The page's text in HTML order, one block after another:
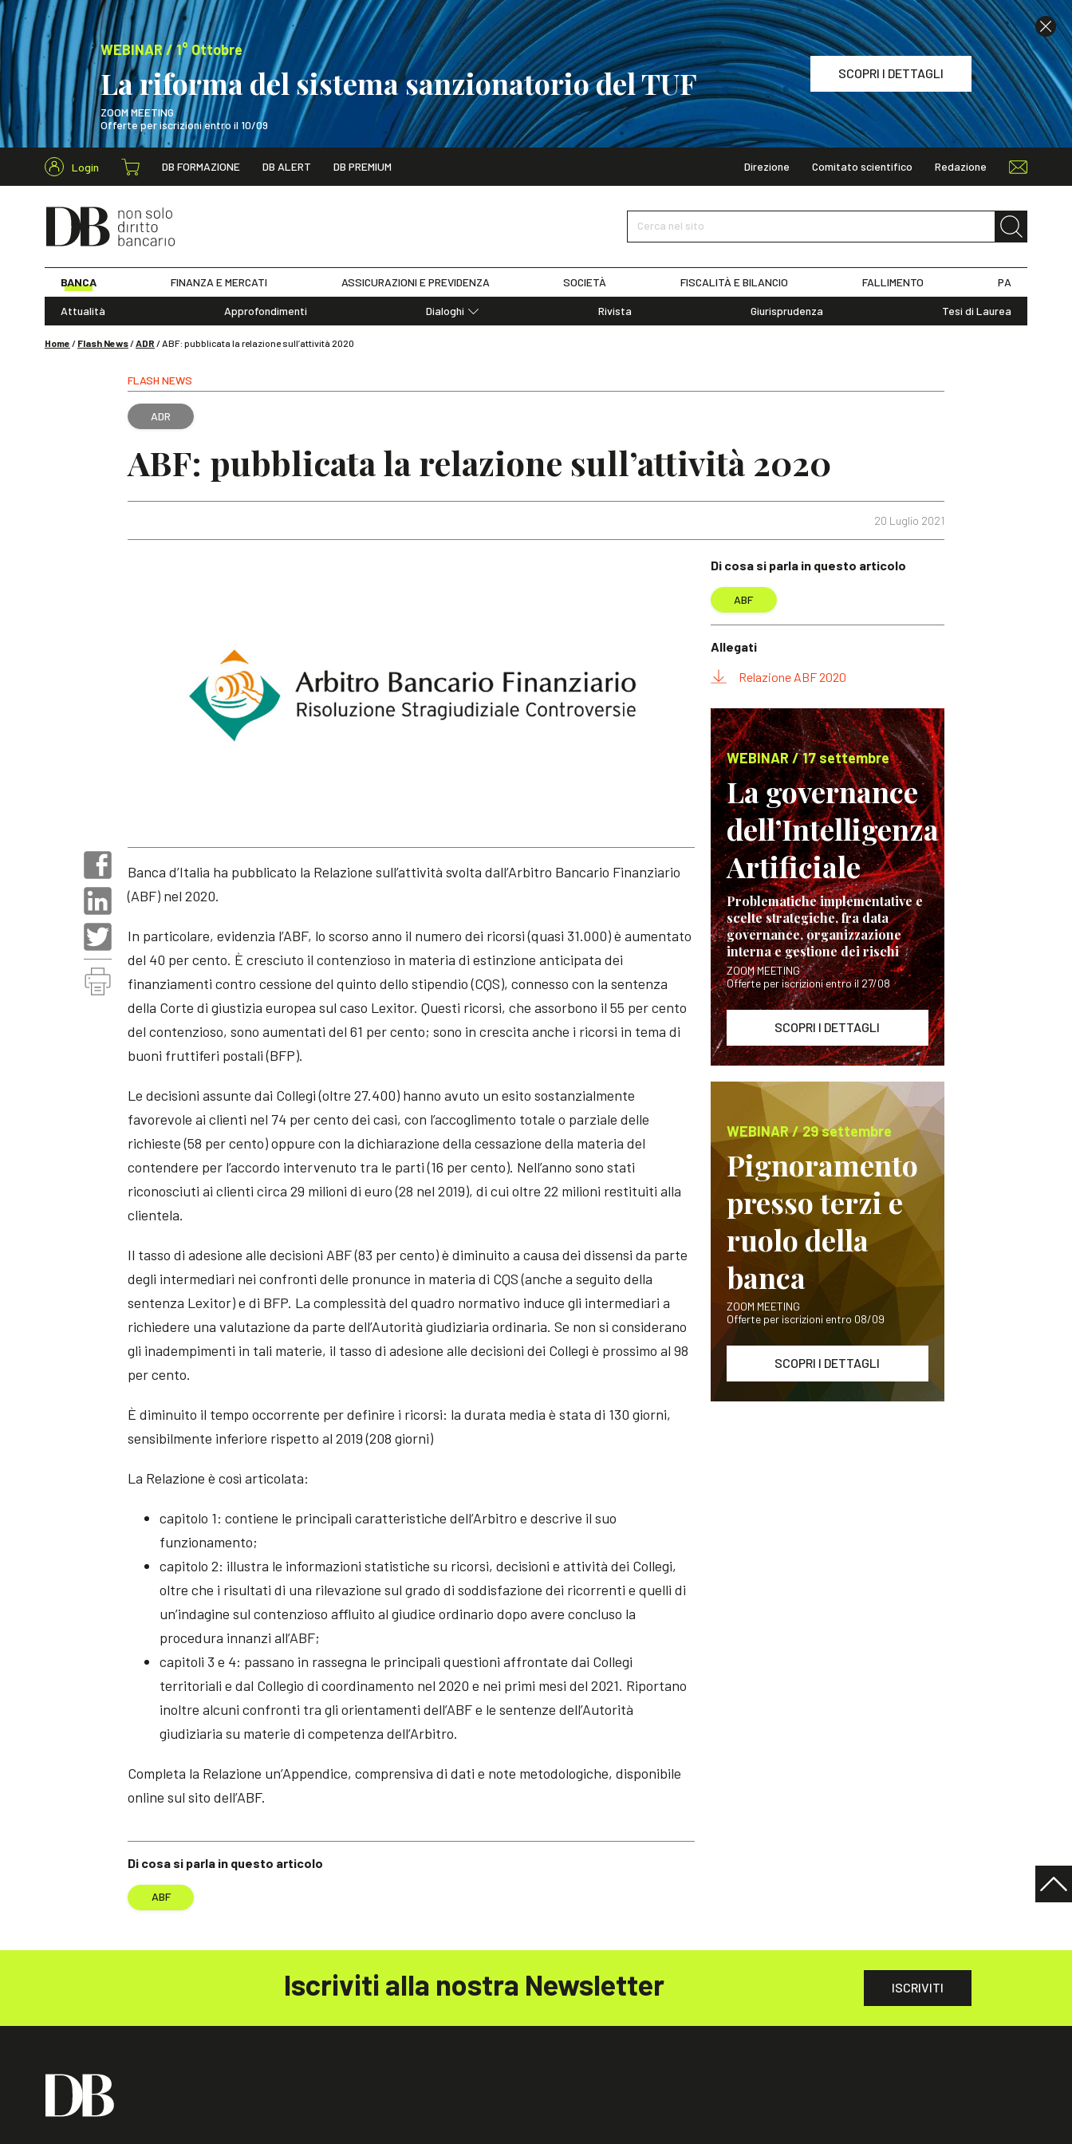
WEBINAR / 1° Ottobre
La riforma del sistema sanzionatorio del TUF
ZOOM MEETING
Offerte per iscrizioni entro il 10/09
SCOPRI I DETTAGLI
WEBINAR / 1° Ottobre
Login DB FORMAZIONE DB ALERT DB PREMIUM Direzione Comitato scientifico Redazione
Cerca nel sito
BANCA FINANZA E MERCATI ASSICURAZIONI E PREVIDENZA SOCIETÀ FISCALITÀ E BILANCIO FALLIMENTO PA
Attualità Approfondimenti
Dialoghi
Rivista Giurisprudenza Tesi di Laurea
Home / Flash News/ADR /ABF: pubblicata la relazione sull’attività 2020
FLASH NEWS
ADR
ABF: pubblicata la relazione sull’attività 2020
20 Luglio 2021
Di cosa si parla in questo articolo
ABF
Banca d’Italia ha pubblicato la Relazione sull’attività svolta dall’Arbitro Bancario Finanziario
(ABF) nel 2020.
In particolare, evidenzia l’ABF, lo scorso anno il numero dei ricorsi (quasi 31.000) è aumentato
del 40 per cento. È cresciuto il contenzioso in materia di estinzione anticipata dei
finanziamenti contro cessione del quinto dello stipendio (CQS), connesso con la sentenza
della Corte di giustizia europea sul caso Lexitor. Questi ricorsi, che assorbono il 55 per cento
del contenzioso, sono aumentati del 61 per cento; sono in crescita anche i ricorsi in tema di
buoni fruttiferi postali (BFP).
Le decisioni assunte dai Collegi (oltre 27.400) hanno avuto un esito sostanzialmente
favorevole ai clienti nel 74 per cento dei casi, con l’accoglimento totale o parziale delle
richieste (58 per cento) oppure con la dichiarazione della cessazione della materia del
contendere per l’accordo intervenuto tra le parti (16 per cento). Nell’anno sono stati
riconosciuti ai clienti circa 29 milioni di euro (28 nel 2019), di cui oltre 22 milioni restituiti alla
clientela.
Il tasso di adesione alle decisioni ABF (83 per cento) è diminuito a causa dei dissensi da parte
degli intermediari nei confronti delle pronunce in materia di CQS (anche a seguito della
sentenza Lexitor) e di BFP. La complessità del quadro normativo induce gli intermediari a
richiedere una valutazione da parte dell’Autorità giudiziaria ordinaria. Se non si considerano
gli inadempimenti in tali materie, il tasso di adesione alle decisioni dei Collegi è prossimo al 98
per cento.
È diminuito il tempo occorrente per definire i ricorsi: la durata media è stata di 130 giorni,
sensibilmente inferiore rispetto al 2019 (208 giorni)
La Relazione è così articolata:
capitolo 1: contiene le principali caratteristiche dell’Arbitro e descrive il suo
funzionamento;
capitolo 2: illustra le informazioni statistiche su ricorsi, decisioni e attività dei Collegi,
oltre che i risultati di una rilevazione sul grado di soddisfazione dei ricorrenti e quelli di
un’indagine sul contenzioso affluito al giudice ordinario dopo avere concluso la
procedura innanzi all’ABF;
capitoli 3 e 4: passano in rassegna le principali questioni affrontate dai Collegi
territoriali e dal Collegio di coordinamento nel 2020 e nei primi mesi del 2021. Riportano
inoltre alcuni confronti tra gli orientamenti dell’ABF e le sentenze dell’Autorità
giudiziaria su materie di competenza dell’Arbitro.
Completa la Relazione un’Appendice, comprensiva di dati e note metodologiche, disponibile
online sul sito dell’ABF.
Di cosa si parla in questo articolo
ABF
Allegati
Relazione ABF 2020
WEBINAR / 17 settembre
La governance
dell’Intelligenza
Artificiale
Problematiche implementative e
scelte strategiche, fra data
governance, organizzazione
interna e gestione dei rischi
ZOOM MEETING
Offerte per iscrizioni entro il 27/08
SCOPRI I DETTAGLI
WEBINAR / 29 settembre
Pignoramento
presso terzi e
ruolo della
banca
ZOOM MEETING
Offerte per iscrizioni entro 08/09
SCOPRI I DETTAGLI
Iscriviti alla nostra Newsletter ISCRIVITI